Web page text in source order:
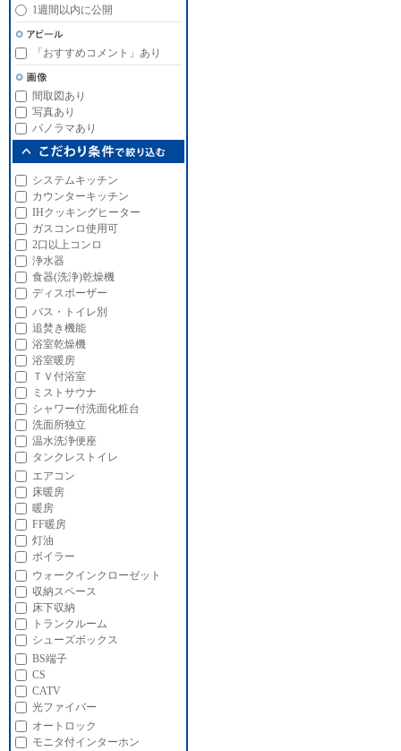
1週間以内に公開
「おすすめコメント」あり
間取図あり
写真あり
パノラマあり
システムキッチン
カウンターキッチン
IHクッキングヒーター
ガスコンロ使用可
2口以上コンロ
浄水器
食器(洗浄)乾燥機
ディスポーザー
バス・トイレ別
追焚き機能
浴室乾燥機
浴室暖房
ＴＶ付浴室
ミストサウナ
シャワー付洗面化粧台
洗面所独立
温水洗浄便座
タンクレストイレ
エアコン
床暖房
暖房
FF暖房
灯油
ボイラー
ウォークインクローゼット
収納スペース
床下収納
トランクルーム
シューズボックス
BS端子
CS
CATV
光ファイバー
オートロック
モニタ付インターホン